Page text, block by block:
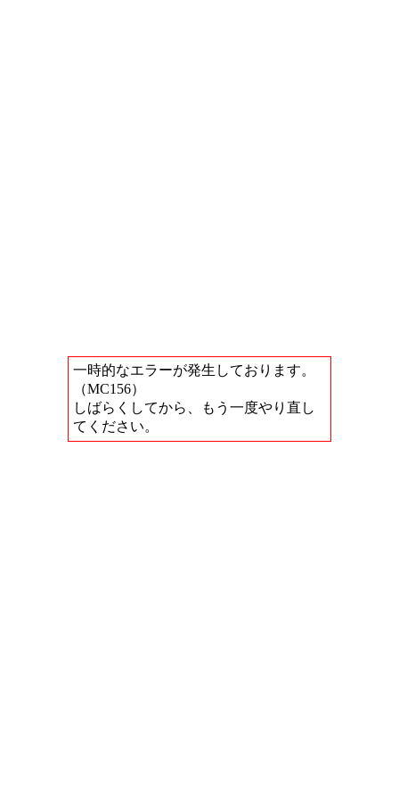
一時的なエラーが発生しております。
（MC156）
しばらくしてから、もう一度やり直し
てください。